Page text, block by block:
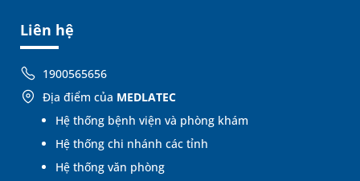
Liên hệ
1900565656
Địa điểm của MEDLATEC
Hệ thống bệnh viện và phòng khám
Hệ thống chi nhánh các tỉnh
Hệ thống văn phòng